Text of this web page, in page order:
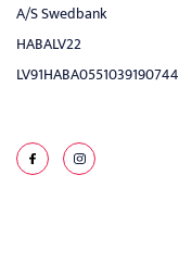
A/S Swedbank
HABALV22
LV91HABA0551039190744